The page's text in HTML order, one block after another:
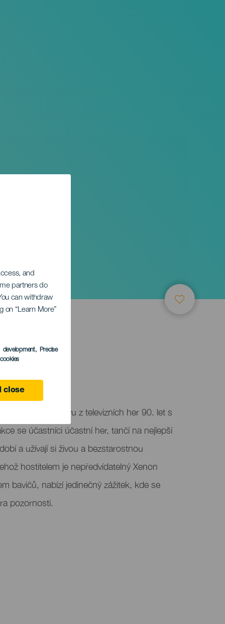
and
partners do
can withdraw
on “Learn More”
development, Precise
close
kombinuje zábavu z televizních her 90. let s
se účastníci účastní her, tančí na nejlepší
a užívají si živou a bezstarostnou
hostitelem je nepředvídatelný Xenon
bavičů, nabízí jedinečný zážitek, kde se
pozornosti.